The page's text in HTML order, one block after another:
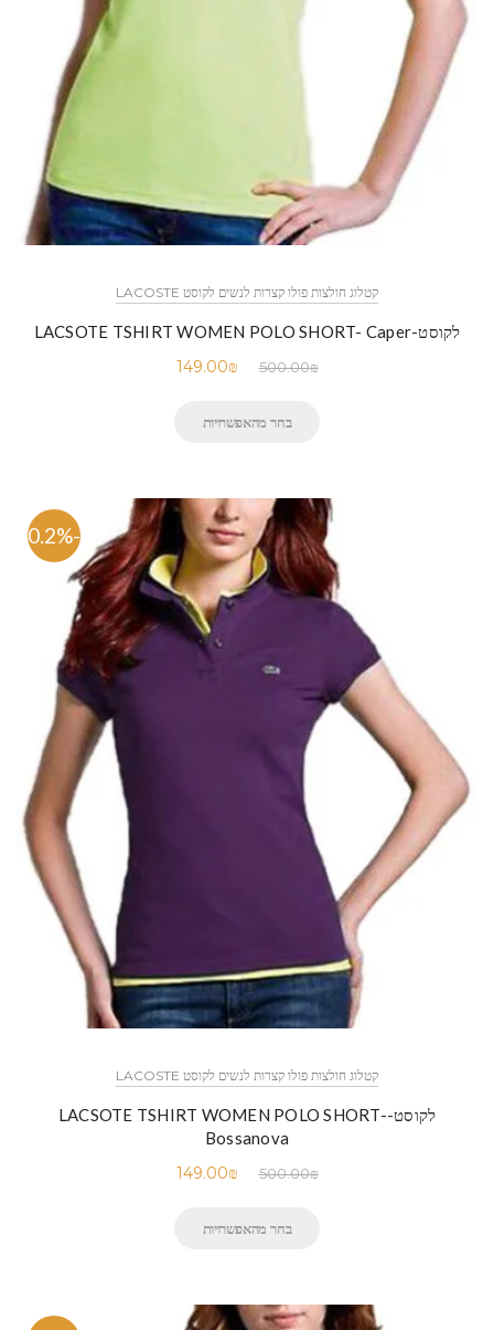
קטלוג חולצות פולו קצרות לנשים לקוסט LACOSTE
לקוסט-LACSOTE TSHIRT WOMEN POLO SHORT- Caper
500.00₪
149.00₪
בחר מהאפשרויות
-70.2%
קטלוג חולצות פולו קצרות לנשים לקוסט LACOSTE
לקוסט-LACSOTE TSHIRT WOMEN POLO SHORT-
Bossanova
500.00₪
149.00₪
בחר מהאפשרויות